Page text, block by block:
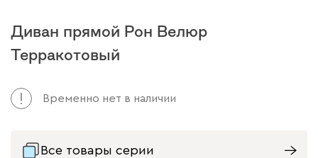
Диван прямой Рон Велюр
Терракотовый
Временно нет в наличии
Все товары серии